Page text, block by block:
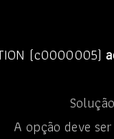
(c0000005)
A opção deve